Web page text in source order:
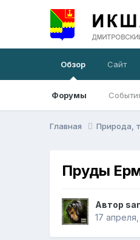
Обзор
Форумы
Сайт
Главная Природа,
Пруды
Автор
17 апреля,